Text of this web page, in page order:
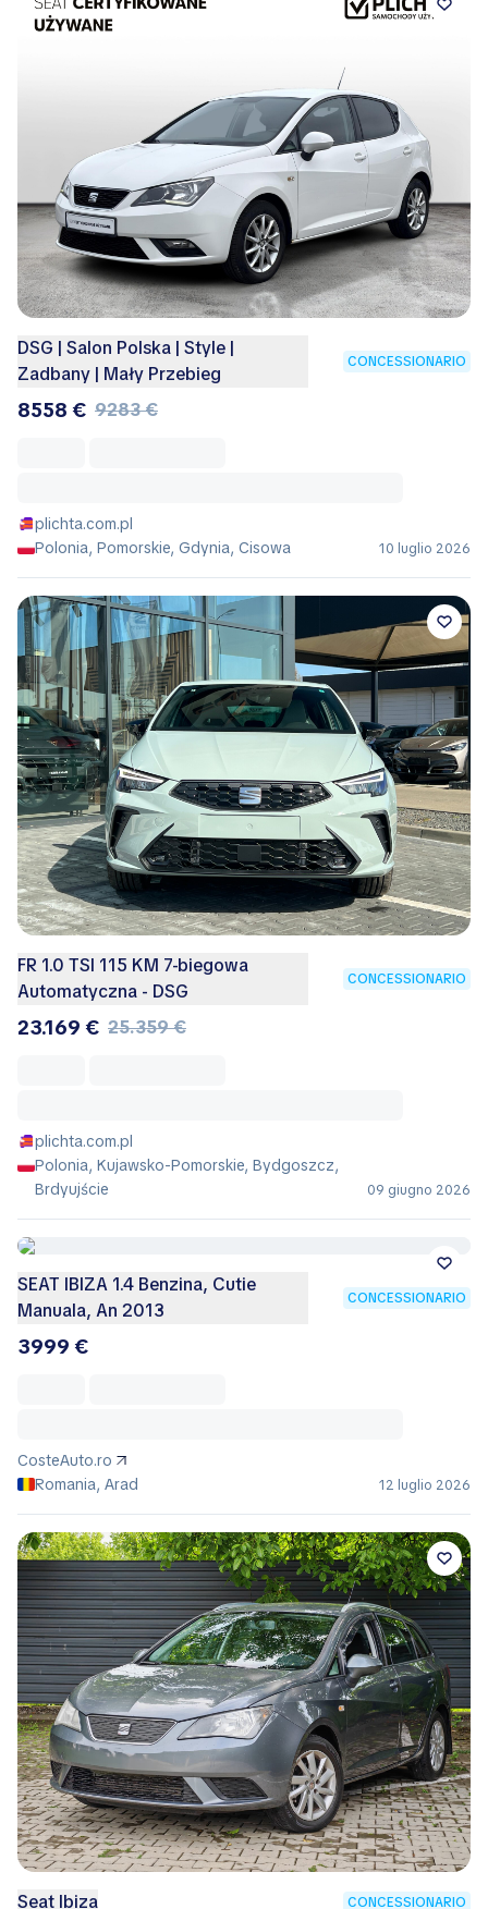
DSG | Salon Polska | Style |
Zadbany | Mały Przebieg
CONCESSIONARIO
8558 € 9283 €
plichta.com.pl
Polonia, Pomorskie, Gdynia, Cisowa
10 luglio 2026
FR 1.0 TSI 115 KM 7-biegowa
Automatyczna - DSG
CONCESSIONARIO
23.169 € 25.359 €
plichta.com.pl
Polonia, Kujawsko-Pomorskie, Bydgoszcz,
Brdyujście
09 giugno 2026
SEAT IBIZA 1.4 Benzina, Cutie
Manuala, An 2013
CONCESSIONARIO
3999 €
CosteAuto.ro
Romania, Arad
12 luglio 2026
Seat Ibiza CONCESSIONARIO